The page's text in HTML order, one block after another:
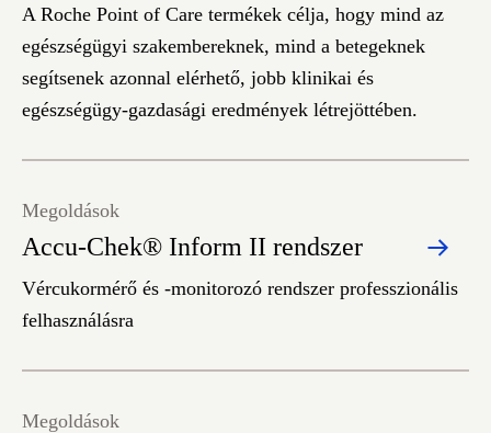
A Roche Point of Care termékek célja, hogy mind az
egészségügyi szakembereknek, mind a betegeknek
segítsenek azonnal elérhető, jobb klinikai és
egészségügy-gazdasági eredmények létrejöttében.
Accu-Chek® Inform II rendszer
Megoldások
Vércukormérő és -monitorozó rendszer professzionális
felhasználásra
Megoldások